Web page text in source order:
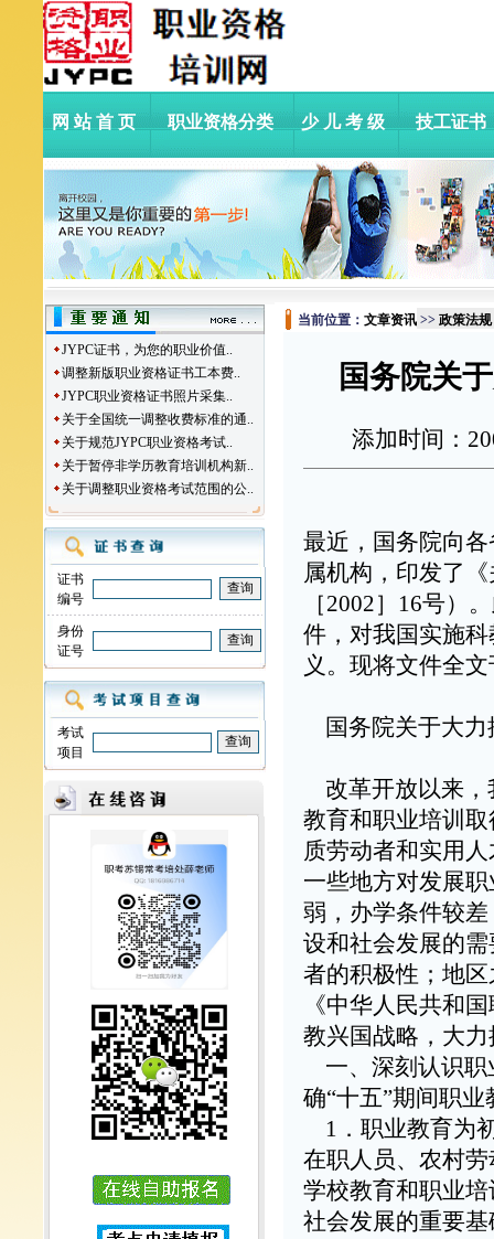
网站首页 职业资格分类 少儿考级 技工证书
JYPC证书，为您的职业价值..
调整新版职业资格证书工本费..
JYPC职业资格证书照片采集..
关于全国统一调整收费标准的通..
关于规范JYPC职业资格考试..
关于暂停非学历教育培训机构新..
关于调整职业资格考试范围的公..
证书
编号
身份
证号
考试
项目
当前位置： 文章资讯 >> 政策法规
国务院关
添加时间：
最近，国务院向
属机构，印发了
［2002］ 16号）
件，对我国实施
义。现将文件全
国务院关于大
改革开放以来
教育和职业培训
质劳动者和实用
一些地方对发展
弱，办学条件较
设和社会发展的
者的积极性；地
《中华人民共和
教兴国战略，大
一、深刻认识
确“十五”期间职业
1 ．职业教育为
在职人员、农村
学校教育和职业
社会发展的重要